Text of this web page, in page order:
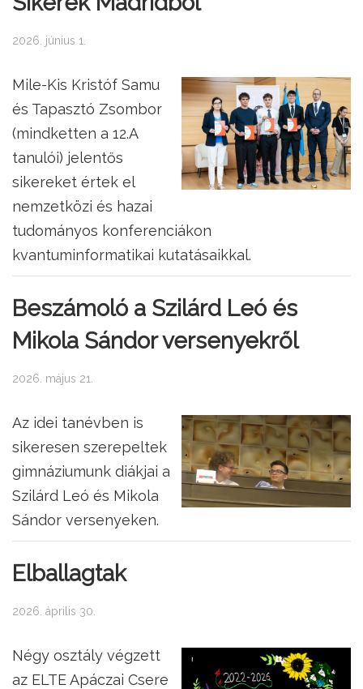
2026. június 1.
Mile-Kis Kristóf Samu
és Tapasztó Zsombor
(mindketten a 12.A
tanulói) jelentős
sikereket értek el
nemzetközi és hazai
tudományos konferenciákon
kvantuminformatikai kutatásaikkal.
Beszámoló a Szilárd Leó és
Mikola Sándor versenyekről
2026. május 21.
Az idei tanévben is
sikeresen szerepeltek
gimnáziumunk diákjai a
Szilárd Leó és Mikola
Sándor versenyeken.
Elballagtak
2026. április 30.
Négy osztály végzett
az ELTE Apáczai Csere